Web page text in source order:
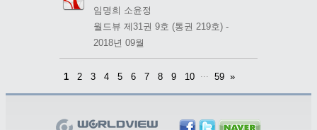
임명희 소윤정
월드뷰 제31권 9호 (통권 219호) -
2018년 09월
1 2 3 4 5 6 7 8 9 10 ... 59 »